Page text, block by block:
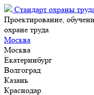
Стандарт охраны
Проектирование,
охране труда
Москва
Москва
Екатеринбург
Волгоград
Казань
Краснодар